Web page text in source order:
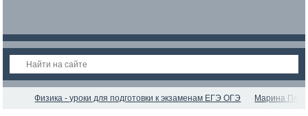
Физика - уроки для подготовки к экзаменам ЕГЭ ОГЭ Марина